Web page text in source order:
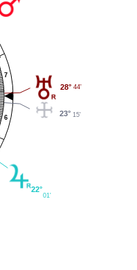
6
7
28° 44'
22°
01'
23° 15'